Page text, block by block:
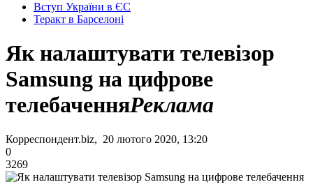
Вступ України в ЄС
Теракт в Барселоні
Як налаштувати телевізор
Samsung на цифрове
телебаченняРеклама
Корреспондент.biz, 20 лютого 2020, 13:20
0
3269